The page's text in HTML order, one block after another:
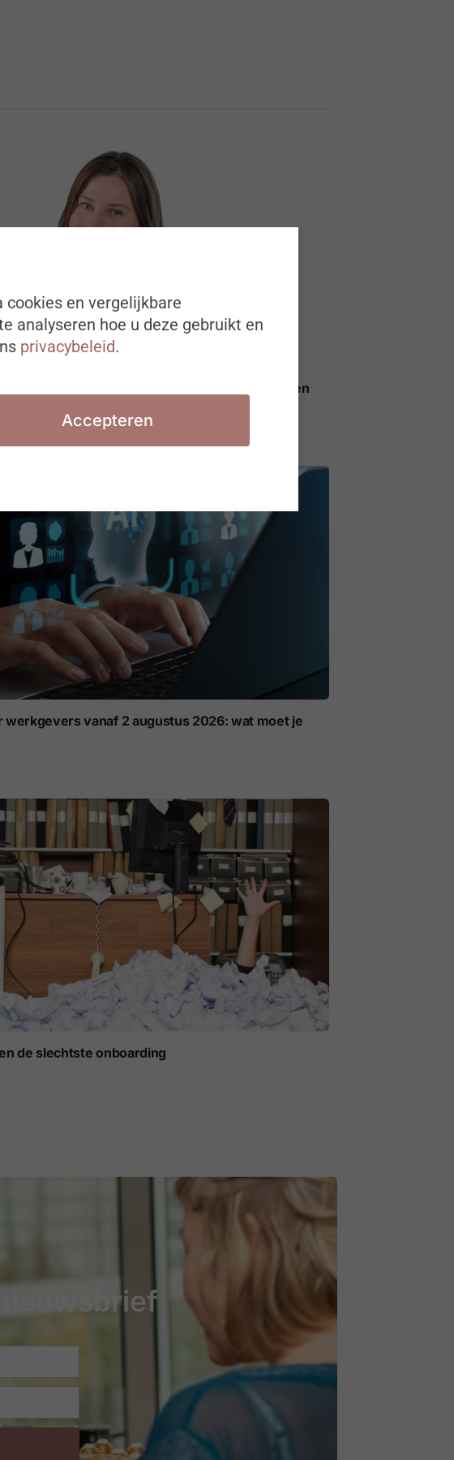
transparantieregels voor AI op het werk gelden
vanaf 2 augustus 2026: wat moet je
de slechtste onboarding
en vergelijkbare
analyseren hoe u deze gebruikt en
privacybeleid.
Accepteren